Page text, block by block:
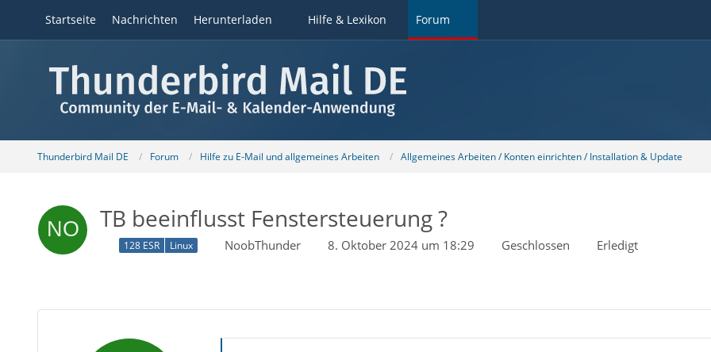
Startseite Nachrichten Herunterladen Hilfe & Lexikon Forum
Thunderbird Mail DE Forum Hilfe zu E-Mail und allgemeines Arbeiten Allgemeines Arbeiten / Konten einrichten / Installation & Update
TB beeinflusst Fenstersteuerung ?
128 ESR Linux NoobThunder 8. Oktober 2024 um 18:29 Geschlossen Erledigt